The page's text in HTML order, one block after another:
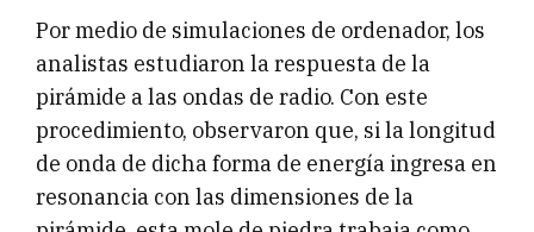
Por medio de simulaciones de ordenador, los
analistas estudiaron la respuesta de la
pirámide a las ondas de radio. Con este
procedimiento, observaron que, si la longitud
de onda de dicha forma de energía ingresa en
resonancia con las dimensiones de la